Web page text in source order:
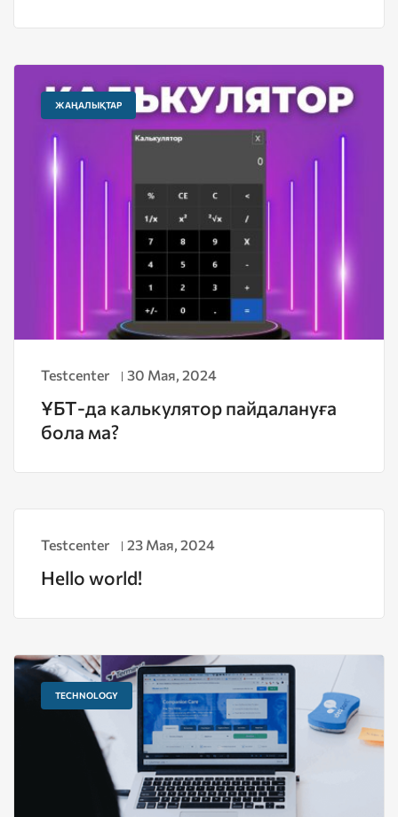
ЖАҢАЛЫҚТАР
Testcenter 30 Мая, 2024
ҰБТ-да калькулятор пайдалануға
бола ма?
Testcenter 23 Мая, 2024
Hello world!
TECHNOLOGY